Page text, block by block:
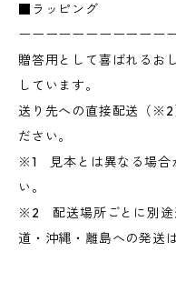
■ラッピング
ーーーーーーーーーーー
贈答用として喜ばれるお
しています。
送り先への直接配送（※2
ださい。
※1 見本とは異なる場合
い。
※2 配送場所ごとに別途
道・沖縄・離島への発送